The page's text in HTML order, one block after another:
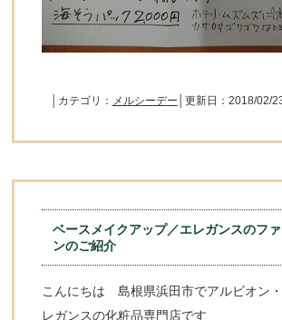
│カテゴリ： メルシーデー │更新日：2018/02/
ベースメイクアップ／エレガンスのフ
ンのご紹介
こんにちは 島根県浜田市でアルビオン
レガンスの化粧品専門店です